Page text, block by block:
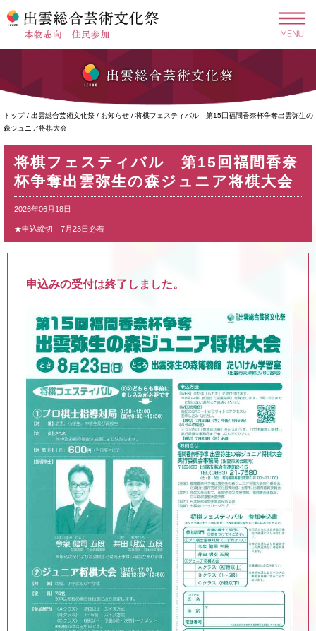
現
在
置：
トップ/ 出雲総合芸術文化祭 / お知らせ / 将棋フェスティバル 第15回福間香奈杯争奪出雲弥生の
森ジュニア将棋大会
将棋フェスティバル 第15回福間香奈
杯争奪出雲弥生の森ジュニア将棋大会
2026年06月18日
★申込締切 7月23日必着
申込みの受付は終了しました。